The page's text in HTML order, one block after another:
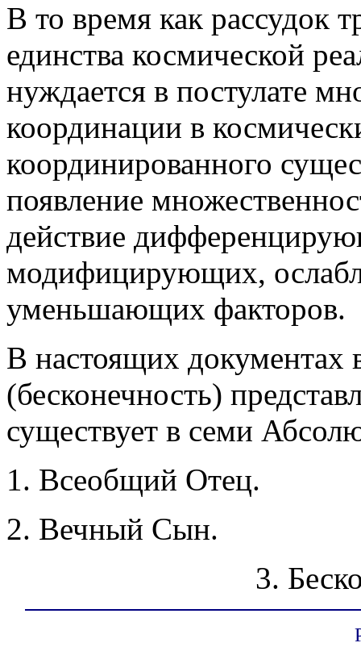
В то время как рассудок
единства космической
нуждается в постулате
координации в
координированного
появление
действие
модифицирующих,
уменьшающих факторов.
В настоящих документах
(бесконечность)
существует в семи
1. Всеобщий Отец.
2. Вечный Сын.
3.